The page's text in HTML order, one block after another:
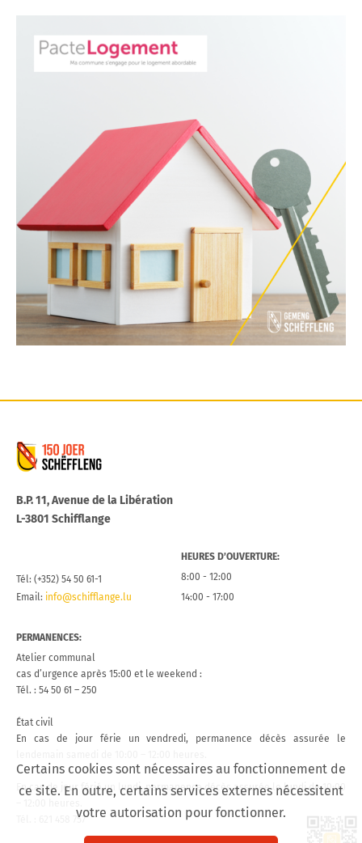
B.P. 11, Avenue de la Libération
L-3801 Schifflange
Tél: (+352) 54 50 61-1
Email: info@schifflange.lu
HEURES D’OUVERTURE:
8:00 - 12:00
14:00 - 17:00
PERMANENCES:
Atelier communal
cas d’urgence après 15:00 et le weekend :
Tél. : 54 50 61 – 250
État civil
En cas de jour férie un vendredi, permanence décès assurée le
En cas de jour férié un lundi, permanence décès assurée le lundi de 10:00
Tél. : 621 458 757
Certains cookies sont nécessaires au fonctionnement de
ce site. En outre, certains services externes nécessitent
votre autorisation pour fonctionner.